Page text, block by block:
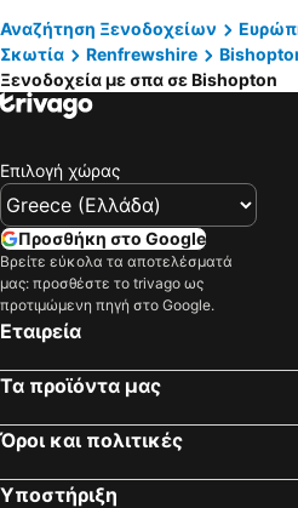
Bellshill, spa hotels
Irvine, spa hotels
Howwood, spa hotels
Bowling, spa hotels
Milngavie, spa hotels
Callander, spa hotels
Dunoon, spa hotels
Strachur, spa hotels
Kilwinning, spa hotels
Mauchline, spa hotels
Kilsyth, spa hotels
Αναζήτηση Ξενοδοχείων
Σκωτία
Renfrewshire
Ξενοδοχεία με σπα σε Bishopton
Επιλογή χώρας
Προσθήκη στο Google
Βρείτε εύκολα τα αποτελέσματά
μας: προσθέστε το trivago ως
προτιμώμενη πηγή στο Google.
Εταιρεία
Τα προϊόντα μας
Όροι και πολιτικές
Υποστήριξη